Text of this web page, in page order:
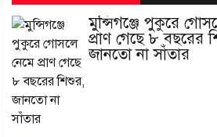
মুন্সিগঞ্জে পুকুরে
প্রাণ গেছে ৮ বছরের
জানতো না সাঁতার